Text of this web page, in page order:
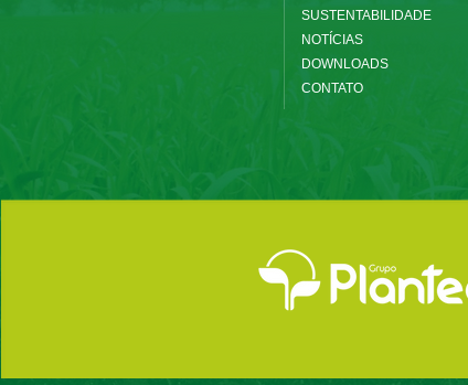
SUSTENTABILIDADE
NOTÍCIAS
DOWNLOADS
CONTATO